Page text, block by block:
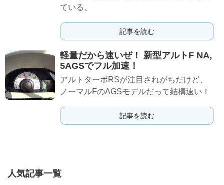
ている。
記事を読む
軽量だから速いぜ！ 新型アルトF NA,
5AGSでフル加速！
アルトターボRSが注目されがちだけど、
ノーマルFのAGSモデルだって結構速い！
記事を読む
人気記事一覧